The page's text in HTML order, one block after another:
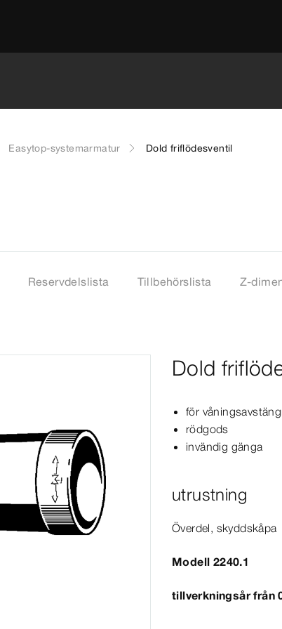
Easytop-systemarmatur Dold friflödesventil
Reservdelslista Tillbehörslista Z-
Dold
för
rödgods
invändig gänga
utrustning
Överdel, skyddskåpa
Modell 2240.1
tillverkningsår från